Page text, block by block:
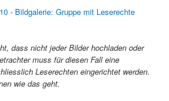
- Bildgalerie: Gruppe mit Leserechte
dass nicht jeder Bilder hochladen oder
muss für diesen Fall eine
Leserechten eingerichtet werden.
wie das geht.